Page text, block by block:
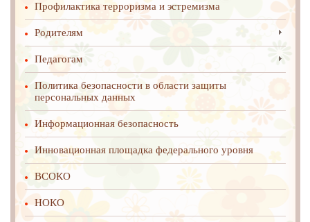
Профилактика терроризма и эстремизма
Родителям
Педагогам
Политика безопасности в области защиты
персональных данных
Информационная безопасность
Инновационная площадка федерального уровня
ВСОКО
НОКО